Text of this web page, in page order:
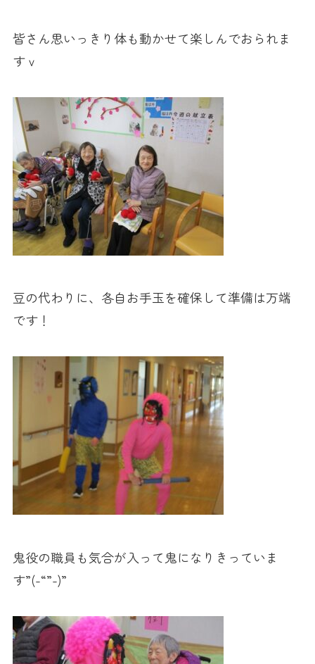
皆さん思いっきり体も動かせて楽しんでおられま
すｖ
豆の代わりに、各自お手玉を確保して準備は万端
です！
鬼役の職員も気合が入って鬼になりきっていま
す”(-“”-)”